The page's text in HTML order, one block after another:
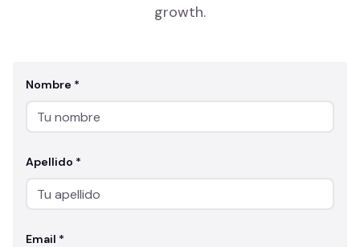
growth.
Nombre *
Apellido *
Email *